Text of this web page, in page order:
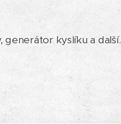
generátor kyslíku a další.